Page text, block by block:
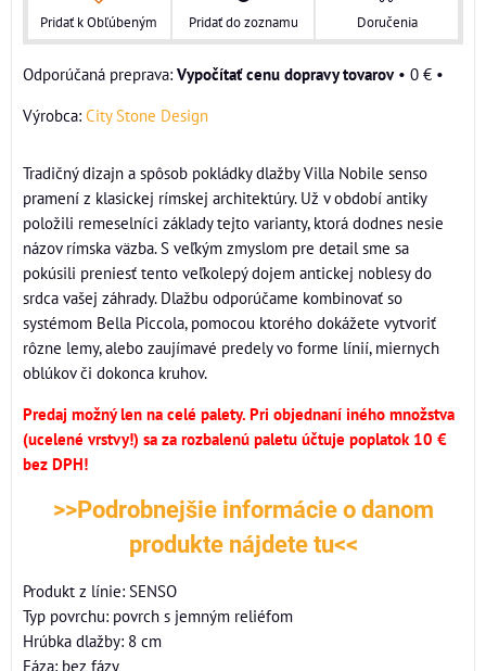
Pridať k Obľúbeným Pridať do zoznamu Doručenia
Vypočítať cenu dopravy tovarov• 0 € •
Výrobca: City Stone Design
Tradičný dizajn a spôsob pokládky dlažby Villa Nobile senso
pramení z klasickej rímskej architektúry. Už v období antiky
položili remeselníci základy tejto varianty, ktorá dodnes nesie
názov rímska väzba. S veľkým zmyslom pre detail sme sa
pokúsili preniesť tento veľkolepý dojem antickej noblesy do
srdca vašej záhrady. Dlažbu odporúčame kombinovať so
systémom Bella Piccola, pomocou ktorého dokážete vytvoriť
rôzne lemy, alebo zaujímavé predely vo forme línií, miernych
oblúkov či dokonca kruhov.
Predaj možný len na celé palety. Pri objednaní iného množstva
(ucelené vrstvy!) sa za rozbalenú paletu účtuje poplatok 10 €
bez DPH!
>>Podrobnejšie informácie o danom
produkte nájdete tu<<
Produkt z línie: SENSO
Typ povrchu: povrch s jemným reliéfom
Hrúbka dlažby: 8 cm
Fáza: bez fázy